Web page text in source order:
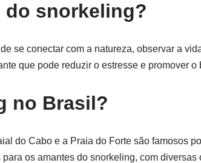
do snorkeling?
se conectar com a natureza, observar a
que pode reduzir o estresse e promover o
no Brasil?
do Cabo e a Praia do Forte são famosos
os amantes do snorkeling, com